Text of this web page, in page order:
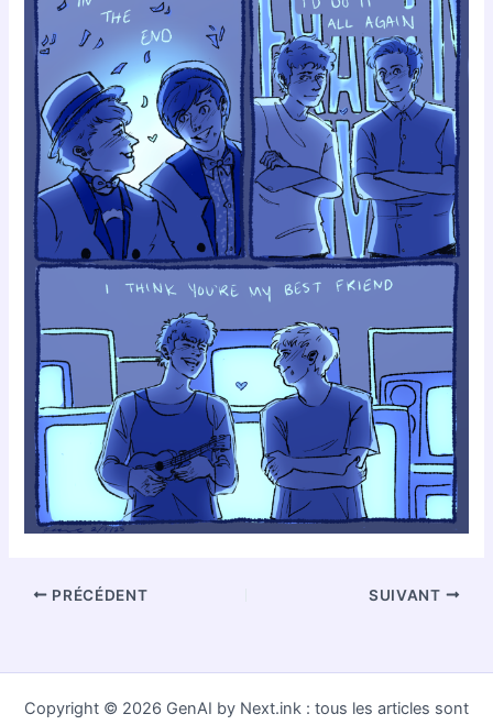
PRÉCÉDENT SUIVANT
Copyright © 2026 GenAI by Next.ink : tous les articles sont